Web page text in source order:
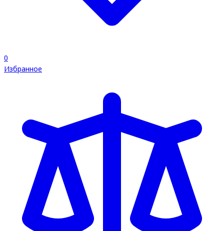
0
Избранное